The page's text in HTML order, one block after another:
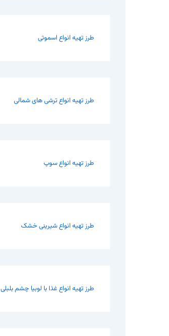
طرز تهیه انواع اسموتی
طرز تهیه انواع ترشی های شمالی
طرز تهیه انواع سوپ
طرز تهیه انواع شیرینی خشک
طرز تهیه انواع غذا با لوبیا چشم بلبلی